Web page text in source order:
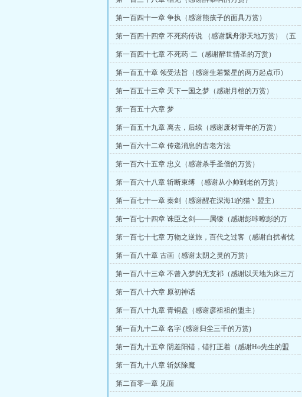
第一百四十一章 争执（感谢熊孩子的面具万赏）
第一百四十四章 不死药传说 （感谢飘舟渺天地万赏）（五
千字大章求订阅）
第一百四十七章 不死药·二（感谢醉世情圣的万赏）
第一百五十章 领受法旨（感谢生若繁星的两万起点币）
第一百五十三章 天下一国之梦（感谢月棺的万赏）
第一百五十六章 梦
第一百五十九章 离去，后续（感谢废材青年的万赏）
第一百六十二章 传递消息的古老方法
第一百六十五章 忠义（感谢杀手圣僧的万赏）
第一百六十八章 斩断束缚 （感谢从小帅到老的万赏）
第一百七十一章 秦剑（感谢醒在深海1i的猫丶盟主）
第一百七十四章 诛臣之剑——属镂（感谢彭咔嚓彭的万
赏）
第一百七十七章 万物之逆旅，百代之过客（感谢自扰者忧
天万赏）
第一百八十章 古画（感谢太阴之灵的万赏）
第一百八十三章 不曾入梦的无支祁（感谢以天地为床三万
赏）
第一百八十六章 原初神话
第一百八十九章 青铜盘（感谢彦祖祖的盟主）
第一百九十二章 名字 (感谢归尘三千的万赏)
第一百九十五章 阴差阳错，错打正着（感谢Ho先生的盟
主）
第一百九十八章 斩妖除魔
第二百零一章 见面